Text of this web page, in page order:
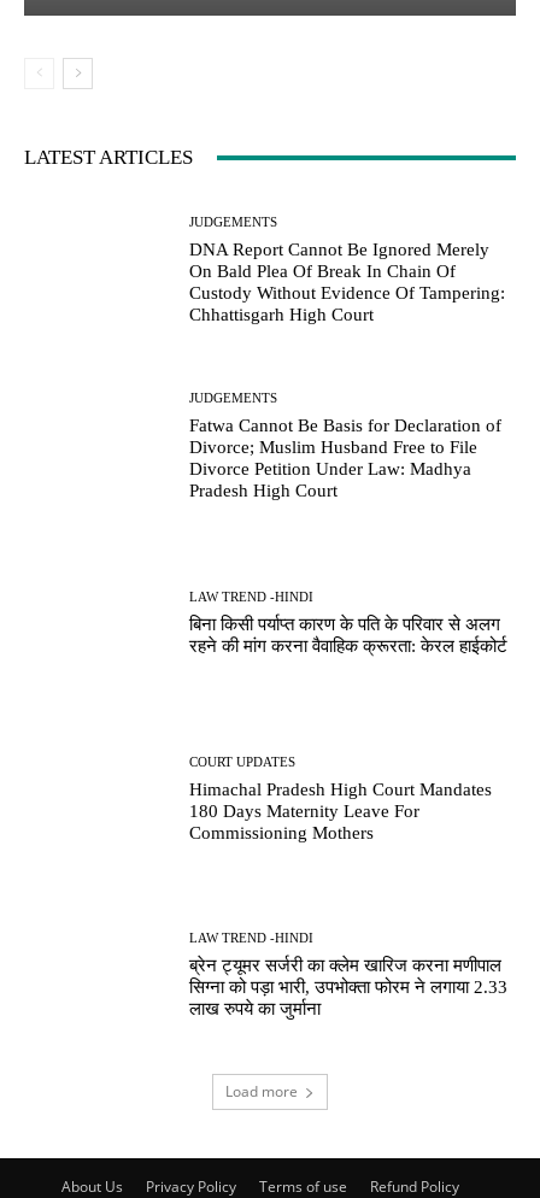
LATEST ARTICLES
JUDGEMENTS
DNA Report Cannot Be Ignored Merely
On Bald Plea Of Break In Chain Of
Custody Without Evidence Of Tampering:
Chhattisgarh High Court
JUDGEMENTS
Fatwa Cannot Be Basis for Declaration of
Divorce; Muslim Husband Free to File
Divorce Petition Under Law: Madhya
Pradesh High Court
LAW TREND -HINDI
बिना किसी पर्याप्त कारण के पति के परिवार से अलग
रहने की मांग करना वैवाहिक क्रूरता: केरल हाईकोर्ट
COURT UPDATES
Himachal Pradesh High Court Mandates
180 Days Maternity Leave For
Commissioning Mothers
LAW TREND -HINDI
ब्रेन ट्यूमर सर्जरी का क्लेम खारिज करना मणीपाल
सिग्ना को पड़ा भारी, उपभोक्ता फोरम ने लगाया 2.33
लाख रुपये का जुर्माना
Load more
About Us Privacy Policy Terms of use Refund Policy